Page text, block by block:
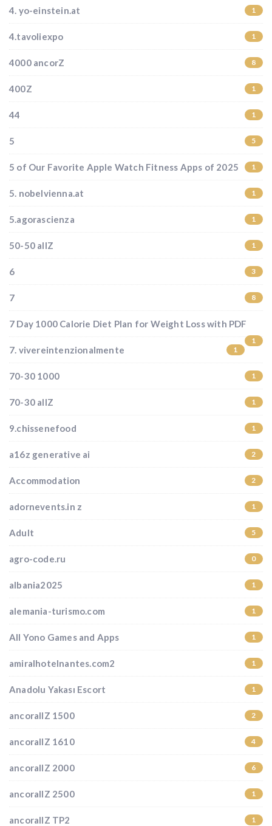
4. yo-einstein.at 1
4.tavoliexpo 1
4000 ancorZ 8
400Z 1
44 1
5 5
5 of Our Favorite Apple Watch Fitness Apps of 2025 1
5. nobelvienna.at 1
5.agorascienza 1
50-50 allZ 1
6 3
7 8
7 Day 1000 Calorie Diet Plan for Weight Loss with PDF
1
7. vivereintenzionalmente 1
70-30 1000 1
70-30 allZ 1
9.chissenefood 1
a16z generative ai 2
Accommodation 2
adornevents.in z 1
Adult 5
agro-code.ru 0
albania2025 1
alemania-turismo.com 1
All Yono Games and Apps 1
amiralhotelnantes.com2 1
Anadolu Yakası Escort 1
ancorallZ 1500 2
ancorallZ 1610 4
ancorallZ 2000 6
ancorallZ 2500 1
ancorallZ TP2 1